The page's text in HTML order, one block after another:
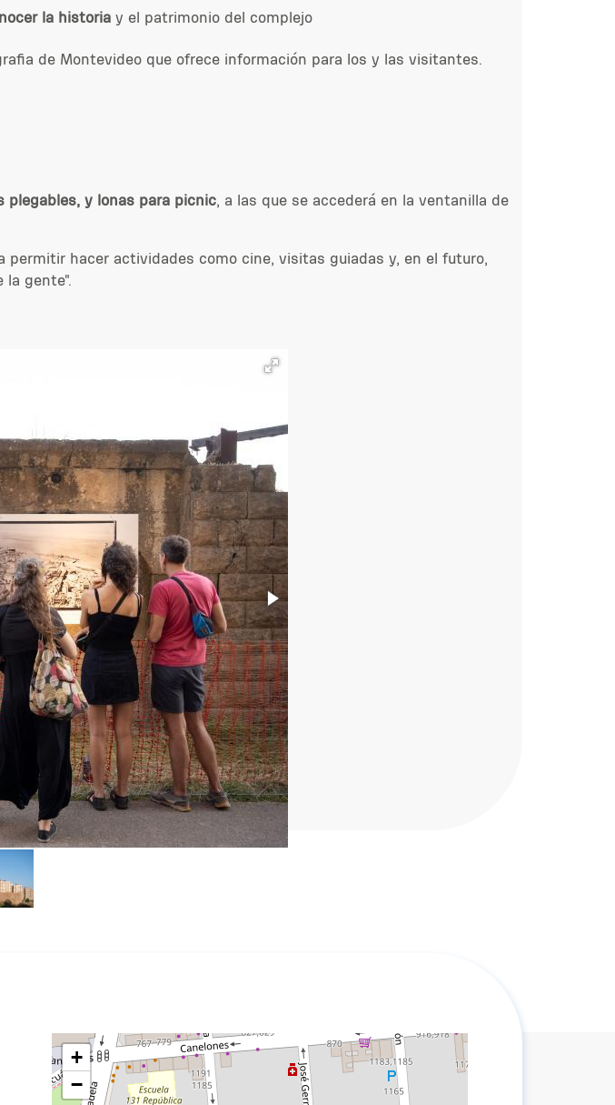
la historia y el patrimonio del complejo
de Montevideo que ofrece información para los y las visitantes.
plegables, y lonas para picnic, a las que se accederá en la ventanilla de
hacer actividades como cine, visitas guiadas y, en el futuro,
gente".
+
−